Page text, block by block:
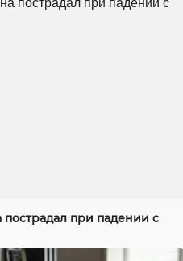
при падении с